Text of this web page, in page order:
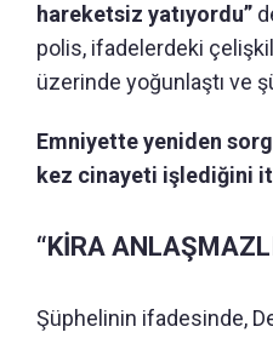
hareketsiz yatıyordu”
polis, ifadelerdeki
üzerinde yoğunlaştı ve
Emniyette yeniden
kez cinayeti işlediğini
“KİRA
Şüphelinin ifadesinde,